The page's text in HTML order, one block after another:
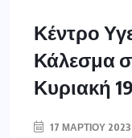
Κέντρο
Κάλεσμα
Κυριακή
17 ΜΑΡΤΊΟΥ 2023